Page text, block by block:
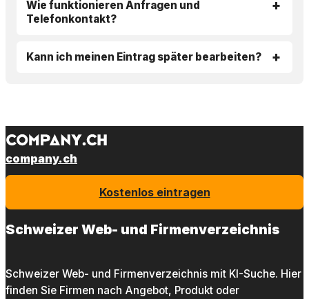
Wie funktionieren Anfragen und
Telefonkontakt?
Kann ich meinen Eintrag später bearbeiten?
company.ch
Kostenlos eintragen
Schweizer Web- und Firmenverzeichnis
Schweizer Web- und Firmenverzeichnis mit KI-Suche. Hier
finden Sie Firmen nach Angebot, Produkt oder